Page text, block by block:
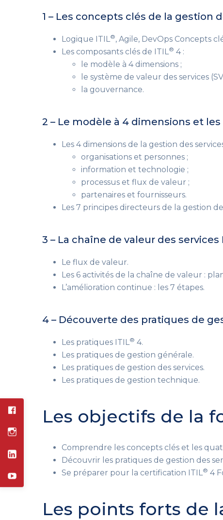
1 – Les concepts clés de la gestion
Logique ITIL®, Agile, DevOps Concepts
Les composants clés de ITIL® 4 :
le modèle à 4 dimensions ;
le système de valeur des services
la gouvernance.
2 – Le modèle à 4 dimensions et
Les 4 dimensions de la gestion des
organisations et personnes ;
information et technologie ;
processus et flux de valeur ;
partenaires et fournisseurs.
Les 7 principes directeurs de la gestion
3 – La chaîne de valeur des services
Le flux de valeur.
Les 6 activités de la chaîne de valeur :
L’amélioration continue : les 7 étapes.
4 – Découverte des pratiques de
Les pratiques ITIL® 4.
Les pratiques de gestion générale.
Les pratiques de gestion des services.
Les pratiques de gestion technique.
Les objectifs de la
Comprendre les concepts clés et les
Découvrir les pratiques de gestion des
Se préparer pour la certification ITIL® 4
Les points forts de